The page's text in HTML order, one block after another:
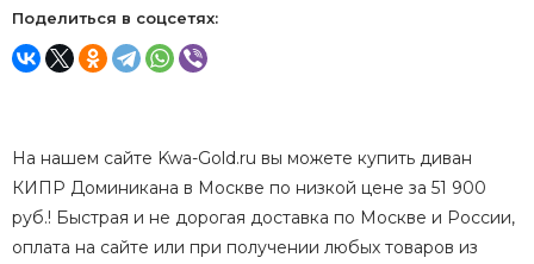
Поделиться в соцсетях:
На нашем сайте Kwa-Gold.ru вы можете купить диван
КИПР Доминикана в Москве по низкой цене за 51 900
руб.! Быстрая и не дорогая доставка по Москве и России,
оплата на сайте или при получении любых товаров из